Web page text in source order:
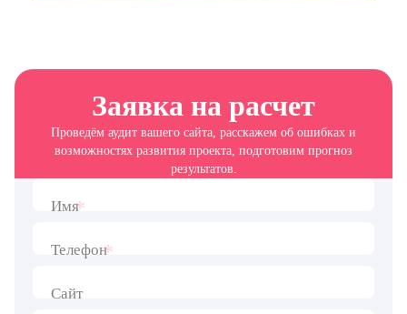
Заявка на расчет
Проведём аудит вашего сайта, расскажем об ошибках и
возможностях развития проекта, подготовим прогноз
результатов.
Имя*
Телефон*
Сайт